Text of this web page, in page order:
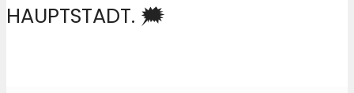
HAUPTSTADT. 🗯️